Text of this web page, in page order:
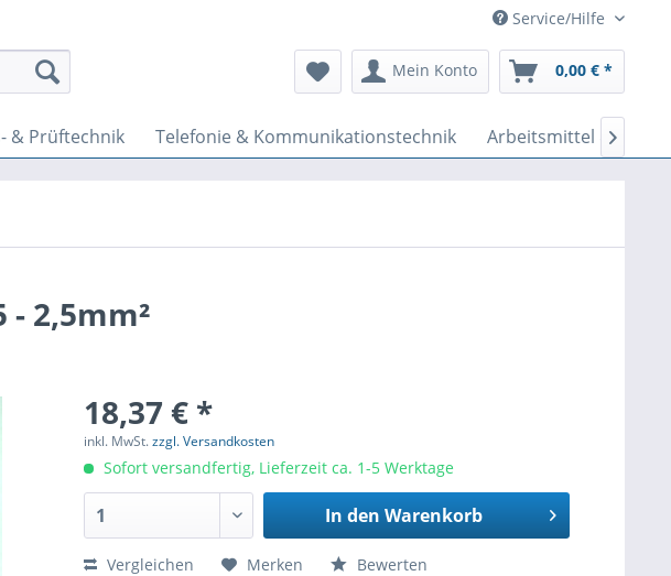
Service/Hilfe
Mein Konto 0,00 € *
& Prüftechnik Telefonie & Kommunikationstechnik Arbeitsmittel &
2,5mm²
18,37 € *
inkl. MwSt.zzgl. Versandkosten
Sofort versandfertig, Lieferzeit ca. 1-5 Werktage
In den Warenkorb
Vergleichen Merken Bewerten